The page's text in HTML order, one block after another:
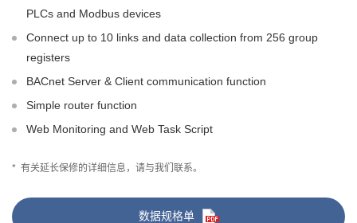
PLCs and Modbus devices
Connect up to 10 links and data collection from 256 group
registers
BACnet Server & Client communication function
Simple router function
Web Monitoring and Web Task Script
* 有关延长保修的详细信息，请与我们联系。
数据规格单